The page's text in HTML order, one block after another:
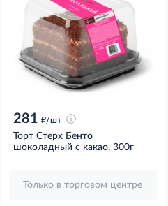
281 д/шт
Торт Стерх Бенто
шоколадный с какао, 300г
Только в торговом центре